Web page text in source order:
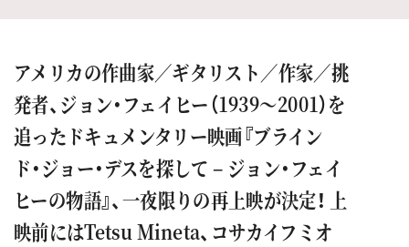
アメリカの作曲家／ギタリスト／作家／挑
発者、ジョン・フェイヒー（1939〜2001）を
追ったドキュメンタリー映画『ブライン
ド・ジョー・デスを探して – ジョン・フェイ
ヒーの物語』、一夜限りの再上映が決定！ 上
映前にはTetsu Mineta、コサカイフミオ